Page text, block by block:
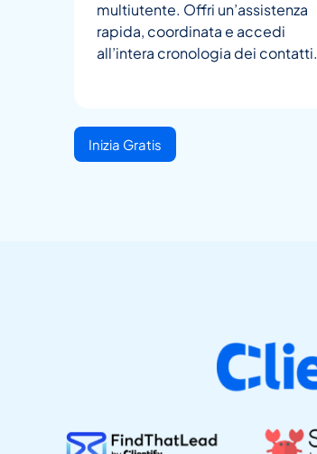
multiutente. Offri un’assistenza
rapida, coordinata e accedi
all’intera cronologia dei contatti.
Inizia Gratis